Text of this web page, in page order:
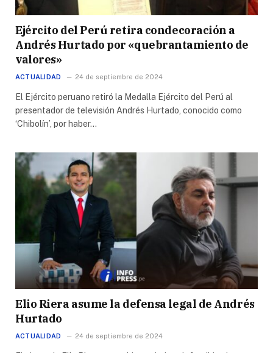
Ejército del Perú retira condecoración a
Andrés Hurtado por «quebrantamiento de
valores»
ACTUALIDAD 24 de septiembre de 2024
El Ejército peruano retiró la Medalla Ejército del Perú al
presentador de televisión Andrés Hurtado, conocido como
‘Chibolín’, por haber…
Elio Riera asume la defensa legal de Andrés
Hurtado
ACTUALIDAD 24 de septiembre de 2024